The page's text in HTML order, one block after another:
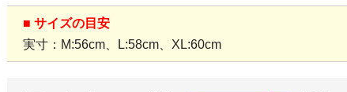
■ サイズの目安
実寸：M:56cm、L:58cm、XL:60cm